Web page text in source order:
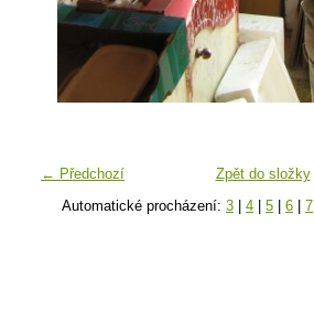
← Předchozí
Zpět do složky
Automatické procházení: 3 4 5 6 7